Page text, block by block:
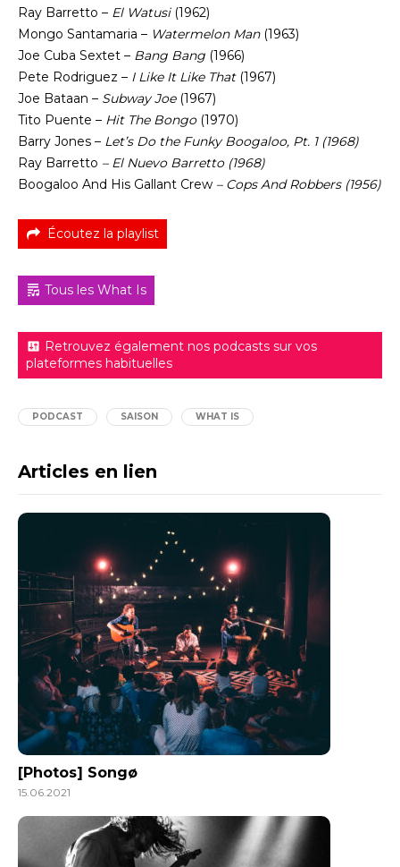
Ray Barretto – El Watusi(1962)
Mongo Santamaria – Watermelon Man(1963)
Joe Cuba Sextet – Bang Bang (1966)
Pete Rodriguez – I Like It Like That(1967)
Joe Bataan – Subway Joe(1967)
Tito Puente – Hit The Bongo(1970)
Barry Jones – Let’s Do the Funky Boogaloo, Pt. 1 (1968)
Ray Barretto – El Nuevo Barretto(1968)
Boogaloo And His Gallant Crew – Cops And Robbers(1956)
Écoutez la playlist
Tous les What Is
Retrouvez également nos podcasts sur vos
plateformes habituelles
PODCAST SAISON WHAT IS
Articles en lien
[Photos] Songø
15.06.2021